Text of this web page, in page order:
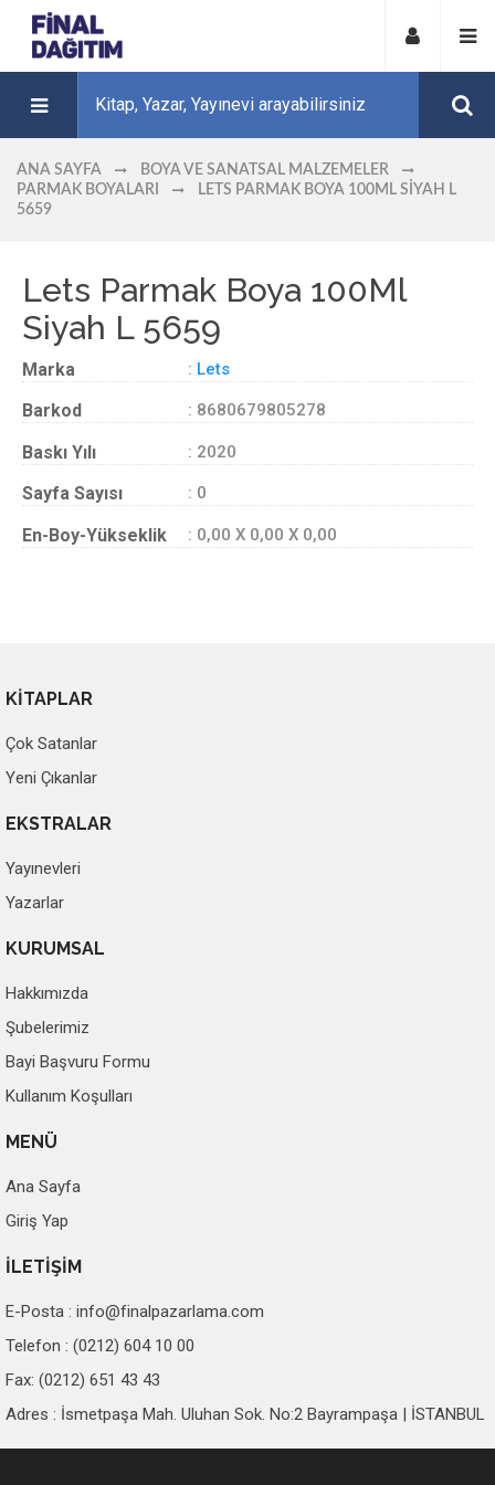
ANA SAYFA
BOYA VE SANATSAL MALZEMELER
PARMAK BOYALARI
LETS PARMAK BOYA 100ML SIYAH L
5659
Lets Parmak Boya 100Ml
Siyah L 5659
Marka : Lets
Barkod : 8680679805278
Baskı Yılı : 2020
Sayfa Sayısı : 0
En-Boy-Yükseklik : 0,00 X 0,00 X 0,00
KİTAPLAR
Çok Satanlar
Yeni Çıkanlar
EKSTRALAR
Yayınevleri
Yazarlar
KURUMSAL
Hakkımızda
Şubelerimiz
Bayi Başvuru Formu
Kullanım Koşulları
MENÜ
Ana Sayfa
Giriş Yap
İLETİŞİM
E-Posta : info@finalpazarlama.com
Telefon : (0212) 604 10 00
Fax: (0212) 651 43 43
Adres : İsmetpaşa Mah. Uluhan Sok. No:2 Bayrampaşa | İSTANBUL